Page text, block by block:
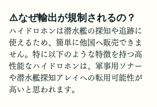
⚠️なぜ輸出が規制されるの？
ハイドロホンは潜水艦の探知や追跡に
使えるため、簡単に他国へ販売できま
せん。特に以下のような特徴を持つ高
性能なハイドロホンは、軍事用ソナー
や潜水艦探知アレイへの転用可能性が
高いと思われます。